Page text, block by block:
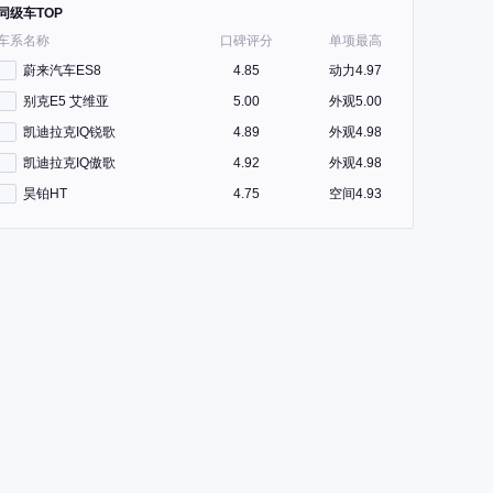
级车TOP
系名称
口碑评分
单项最高
蔚来汽车ES8
4.85
动力4.97
别克E5 艾维亚
5.00
外观5.00
凯迪拉克IQ锐歌
4.89
外观4.98
凯迪拉克IQ傲歌
4.92
外观4.98
昊铂HT
4.75 空间4.93